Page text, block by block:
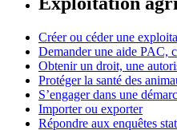
Créer ou céder une
Demander une aide PAC,
Obtenir un droit, une
Protéger la santé des
S’engager dans une
Importer ou exporter
Répondre aux enquêtes